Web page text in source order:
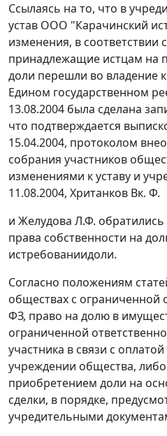
Ссылаясь на то, что в
устав ООО "Карачинский
изменения, в соответствии
принадлежащие истцам на
доли перешли во владение
Едином государственном
13.08.2004 была сделана
что подтверждается
15.04.2004, протоколом
собрания участников
изменениями к уставу и
11.08.2004, Хританков Вк. Ф.
и Желудова Л.Ф.
права собственности на
истребованиидоли.
Согласно положениям
обществах с ограниченной
ФЗ, право на долю в
ограниченной
участника в связи с
учреждении общества,
приобретением доли на
сделки, в порядке,
учредительными